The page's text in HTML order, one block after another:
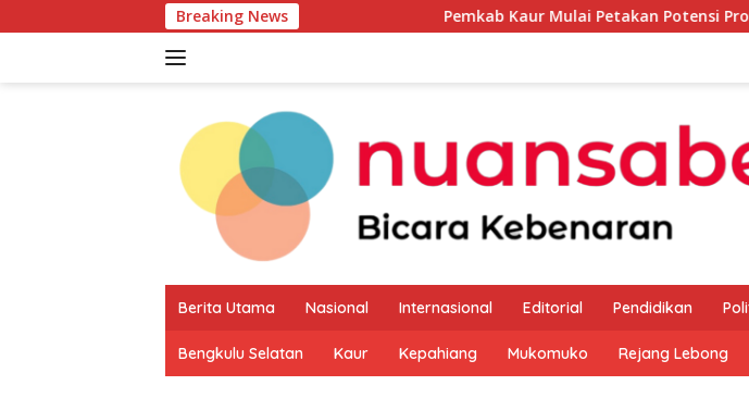
ke
Breaking News Pemkab Kaur Mulai Petakan Potensi Produk Unggulan
Berita Utama Nasional Internasional Editorial Pendidikan
Bengkulu Selatan Kaur Kepahiang Mukomuko Rejang Lebong